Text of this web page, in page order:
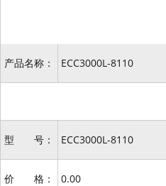
产品名称： ECC3000L-8110
型 号： ECC3000L-8110
价 格： 0.00